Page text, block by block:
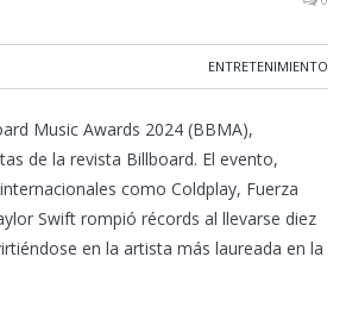
ENTRETENIMIENTO
Music Awards 2024 (BBMA),
de la revista Billboard. El evento,
como Coldplay, Fuerza
Swift rompió récords al llevarse diez
en la artista más laureada en la